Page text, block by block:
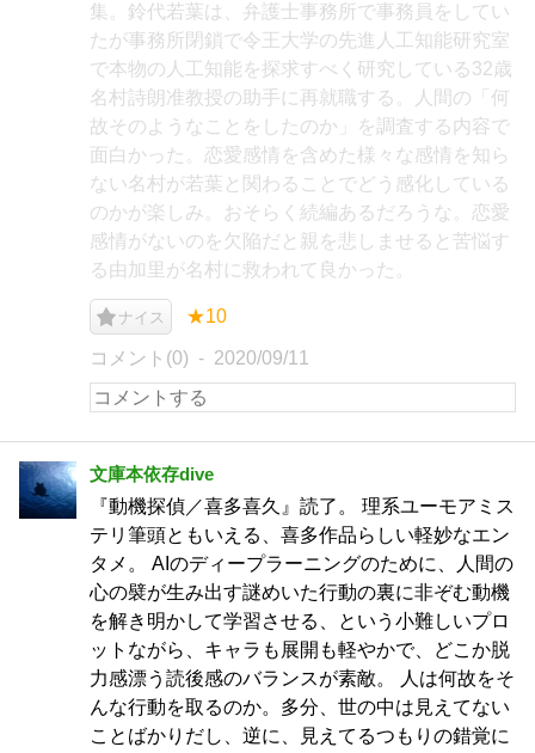
集。鈴代若葉は、弁護士事務所で事務員をしてい
たが事務所閉鎖で令王大学の先進人工知能研究室
で本物の人工知能を探求すべく研究している32歳
名村詩朗准教授の助手に再就職する。人間の「何
故そのようなことをしたのか」を調査する内容で
面白かった。恋愛感情を含めた様々な感情を知ら
ない名村が若葉と関わることでどう感化している
のかが楽しみ。おそらく続編あるだろうな。恋愛
感情がないのを欠陥だと親を悲しませると苦悩す
る由加里が名村に救われて良かった。
ナイス ★10
コメント(0) 2020/09/11
文庫本依存dive
『動機探偵／喜多喜久』読了。 理系ユーモアミス
テリ筆頭ともいえる、喜多作品らしい軽妙なエン
タメ。 AIのディープラーニングのために、人間の
心の襞が生み出す謎めいた行動の裏に非ぞむ動機
を解き明かして学習させる、という小難しいプロ
ットながら、キャラも展開も軽やかで、どこか脱
力感漂う読後感のバランスが素敵。 人は何故をそ
んな行動を取るのか。多分、世の中は見えてない
ことばかりだし、逆に、見えてるつもりの錯覚に